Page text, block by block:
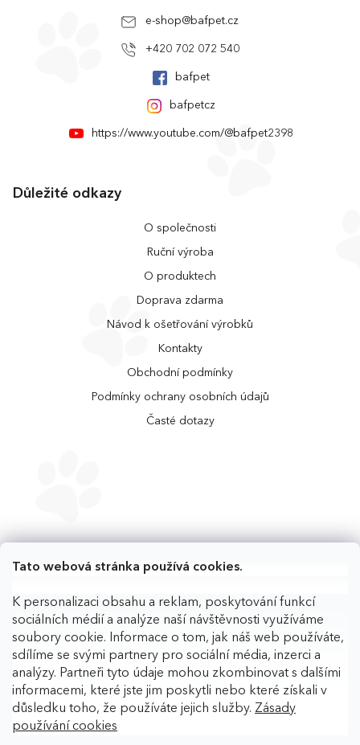
Tato webová stránka používá cookies.
K personalizaci obsahu a reklam, poskytování funkcí
sociálních médií a analýze naší návštěvnosti využíváme
soubory cookie. Informace o tom, jak náš web používáte,
sdílíme se svými partnery pro sociální média, inzerci a
analýzy. Partneři tyto údaje mohou zkombinovat s dalšími
informacemi, které jste jim poskytli nebo které získali v
důsledku toho, že používáte jejich služby. Zásady
používání cookies
e-shop@bafpet.cz
+420 702 072 540
bafpet
bafpetcz
https://www.youtube.com/@bafpet2398
Důležité odkazy
O společnosti
Ruční výroba
O produktech
Doprava zdarma
Návod k ošetřování výrobků
Kontakty
Obchodní podmínky
Podmínky ochrany osobních údajů
Časté dotazy